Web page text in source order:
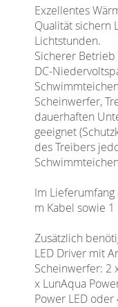
Exzellentes
Qualität sichern
Lichtstunden.
Sicherer
DC-
Schwimmteichen
Scheinwerfer,
dauerhaften
geeignet
des Treibers
Im
m Kabel sowie
Zusätzlich
LED Driver mit
Scheinwerfer: 2
x LunAqua
Power LED oder